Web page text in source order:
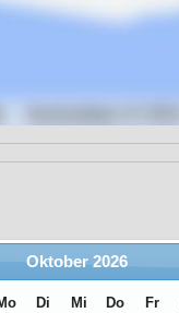
Oktober 2026
Di Mi Do Fr